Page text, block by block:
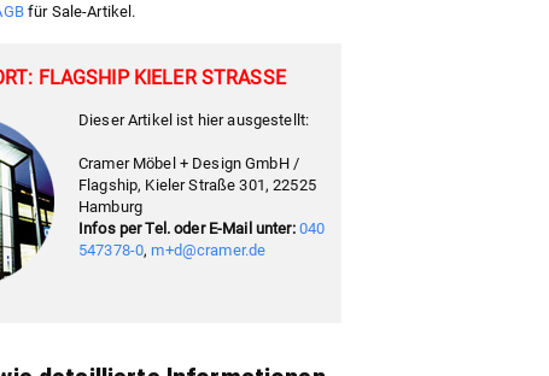
für Sale-Artikel.
FLAGSHIP KIELER STRASSE
Dieser Artikel ist hier ausgestellt:
Cramer Möbel + Design GmbH /
Flagship, Kieler Straße 301, 22525
Hamburg
Infos per Tel. oder E-Mail unter: 040
547378-0,m+d@cramer.de